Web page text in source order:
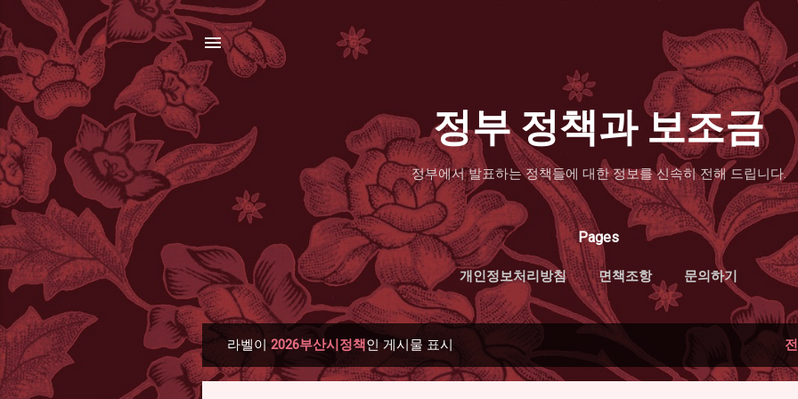
정부 정책과 보조금
정부에서 발표하는 정책들에 대한 정보를 신속히 전해 드립니다.
Pages
개인정보처리방침 면책조항 문의하기
라벨이 2026부산시정책인 게시물 표시